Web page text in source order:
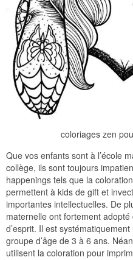
coloriages zen
Que vos enfants sont à l’école
collège, ils sont toujours
happenings tels que la
permettent à kids de gift et
importantes intellectuelles. De
maternelle ont fortement adopté
d’esprit. Il est
groupe d’âge de 3 à 6 ans.
utilisent la coloration pour